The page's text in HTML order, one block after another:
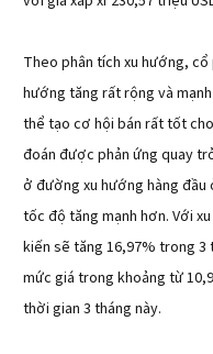
Theo phân tích xu hướng,
hướng tăng rất rộng và
thể tạo cơ hội bán rất tốt
đoán được phản ứng quay
ở đường xu hướng hàng
tốc độ tăng mạnh hơn. Với
kiến sẽ tăng 16,97% trong
mức giá trong khoảng từ
thời gian 3 tháng này.